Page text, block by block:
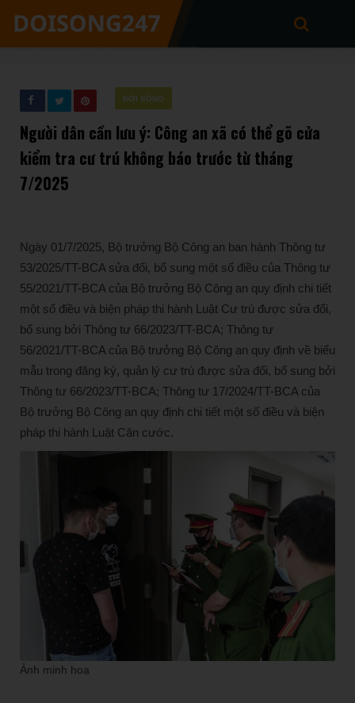
ĐỜI SỐNG
Người dân cần lưu ý: Công an xã có thể gõ cửa
kiểm tra cư trú không báo trước từ tháng
7/2025
Ngày 01/7/2025, Bộ trưởng Bộ Công an ban hành Thông tư
53/2025/TT-BCA sửa đổi, bổ sung một số điều của Thông tư
55/2021/TT-BCA của Bộ trưởng Bộ Công an quy định chi tiết
một số điều và biện pháp thi hành Luật Cư trú được sửa đổi,
bổ sung bởi Thông tư 66/2023/TT-BCA; Thông tư
56/2021/TT-BCA của Bộ trưởng Bộ Công an quy định về biểu
mẫu trong đăng ký, quản lý cư trú được sửa đổi, bổ sung bởi
Thông tư 66/2023/TT-BCA; Thông tư 17/2024/TT-BCA của
Bộ trưởng Bộ Công an quy định chi tiết một số điều và biện
pháp thi hành Luật Căn cước.
Ảnh minh hoạ